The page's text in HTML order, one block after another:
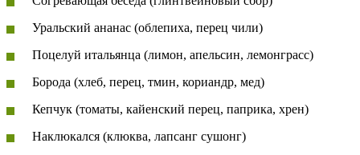
Уральский ананас (облепиха, перец чили)
Поцелуй итальянца (лимон, апельсин, лемонграсс)
Борода (хлеб, перец, тмин, кориандр, мед)
Кепчук (томаты, кайенский перец, паприка, хрен)
Наклюкался (клюква, лапсанг сушонг)